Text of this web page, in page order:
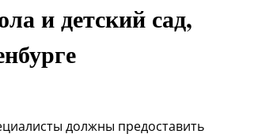
и детский сад,
должны предоставить